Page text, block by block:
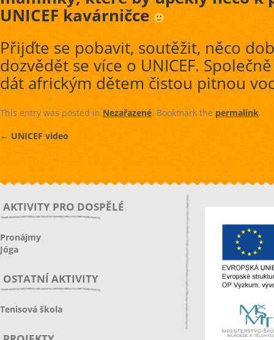
UNICEF kavárničce
Přijďte se pobavit, soutěžit, něco
dozvědět se více o UNICEF.
dát africkým dětem čistou pitnou
This entry was posted inNezařazené. Bookmark thepermalink.
← UNICEF video
AKTIVITY PRO DOSPĚLÉ
Pronájmy
Jóga
OSTATNÍ AKTIVITY
Tenisová škola